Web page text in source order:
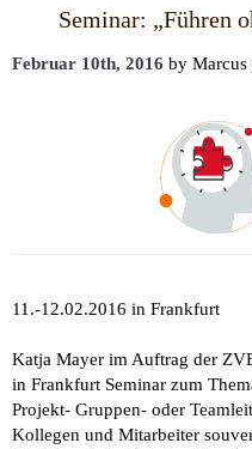
Seminar: „Führen
Februar 10th, 2016 by Marcus
11.-12.02.2016 in Frankfurt
Katja Mayer im Auftrag der
in Frankfurt Seminar zum
Projekt- Gruppen- oder
Kollegen und Mitarbeiter